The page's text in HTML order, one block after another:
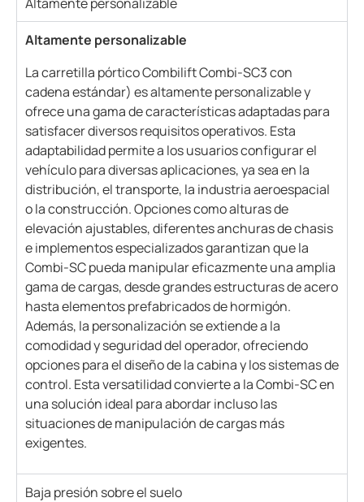
Altamente personalizable
La carretilla pórtico Combilift Combi-SC3 con
cadena estándar) es altamente personalizable y
ofrece una gama de características adaptadas para
satisfacer diversos requisitos operativos. Esta
adaptabilidad permite a los usuarios configurar el
vehículo para diversas aplicaciones, ya sea en la
distribución, el transporte, la industria aeroespacial
o la construcción. Opciones como alturas de
elevación ajustables, diferentes anchuras de chasis
e implementos especializados garantizan que la
Combi-SC pueda manipular eficazmente una amplia
gama de cargas, desde grandes estructuras de acero
hasta elementos prefabricados de hormigón.
Además, la personalización se extiende a la
comodidad y seguridad del operador, ofreciendo
opciones para el diseño de la cabina y los sistemas de
control. Esta versatilidad convierte a la Combi-SC en
una solución ideal para abordar incluso las
situaciones de manipulación de cargas más
exigentes.
Baja presión sobre el suelo